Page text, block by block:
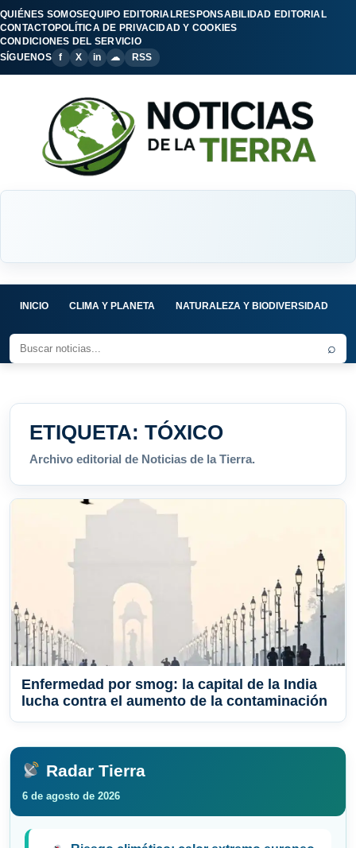
QUIÉNES SOMOSEQUIPO EDITORIALRESPONSABILIDAD EDITORIAL
CONTACTOPOLÍTICA DE PRIVACIDAD Y COOKIES
CONDICIONES DEL SERVICIO
SÍGUENOS
f X in ☁ RSS
INICIO CLIMA Y PLANETA NATURALEZA Y BIODIVERSIDAD
⌕
ETIQUETA: TÓXICO
Archivo editorial de Noticias de la Tierra.
Enfermedad por smog: la capital de la India
lucha contra el aumento de la contaminación
Radar Tierra
6 de agosto de 2026